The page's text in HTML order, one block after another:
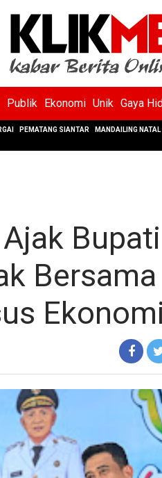
Publik Ekonomi Unik Gaya
PEMATANG SIANTAR MANDAILING NATAL
Bersama